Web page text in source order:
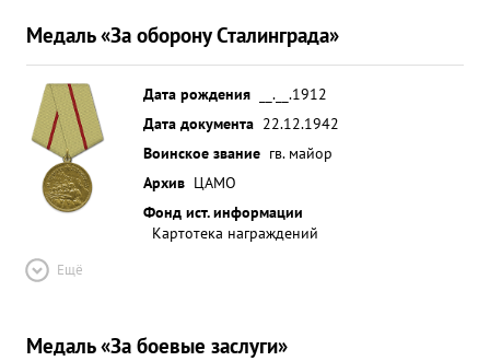
Медаль «За оборону Сталинграда»
Дата рождения
__.__.1912
Дата документа 22.12.1942
Воинское звание гв. майор
Архив ЦАМО
Фонд ист. информации
Картотека награждений
Ещё
Медаль «За боевые заслуги»